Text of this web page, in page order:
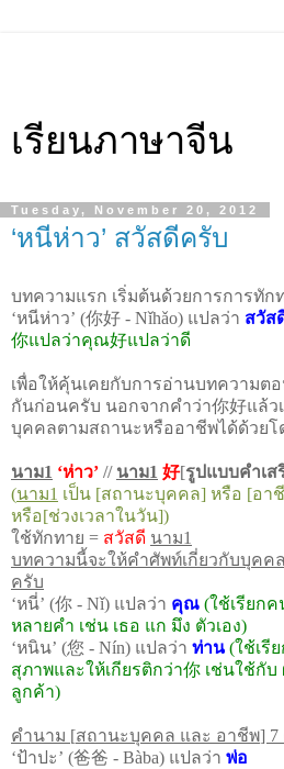
เรียนภาษาจีน
Tuesday, November 20, 2012
‘หนีห่าว’ สวัสดีครับ
บทความแรก เริ่มต้นด้วยการการทั
‘หนีห่าว’ (你好 - Nǐhǎo) แปลว่า สวัส
你แปลว่าคุณ好แปลว่าดี
เพื่อให้คุ้นเคยกับการอ่านบทความตอ
กันก่อนครับ นอกจากคำว่า你好แล้ว
บุคคลตามสถานะหรืออาชีพได้ด้วยโ
นาม1 ‘ห่าว’ // นาม1 好[รูปแบบคำเส
(นาม1 เป็น [สถานะบุคคล] หรือ [อา
หรือ[ช่วงเวลาในวัน])
ใช้ทักทาย = สวัสดี นาม1
บทความนี้จะให้คำศัพท์เกี่ยวกับบุคคล
ครับ
‘หนี่’ (你 - Nǐ) แปลว่า คุณ (ใช้เรียก
หลายคำ เช่น เธอ แก มึง ตัวเอง)
‘หนิน’ (您 - Nín) แปลว่า ท่าน (ใช้เรี
สุภาพและให้เกียรติกว่า你 เช่นใช้กั
ลูกค้า)
คำนาม [สถานะบุคคล และ อาชีพ] 7
‘ป้าปะ’ (爸爸 - Bàba) แปลว่า พ่อ